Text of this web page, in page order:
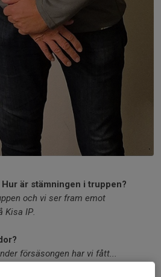
är stämningen i truppen?
och vi ser fram emot
Kisa IP.
försäsongen har vi fått...